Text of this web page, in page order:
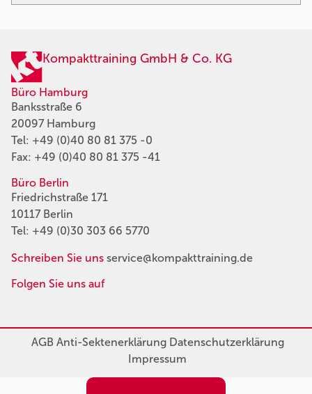
Kompakttraining GmbH & Co. KG
Büro Hamburg
Banksstraße 6
20097 Hamburg
Tel: +49 (0)40 80 81 375 -0
Fax: +49 (0)40 80 81 375 -41
Büro Berlin
Friedrichstraße 171
10117 Berlin
Tel: +49 (0)30 303 66 5770
Schreiben Sie uns service@kompakttraining.de
Folgen Sie uns auf
AGBAnti-SektenerklärungDatenschutzerklärung
Impressum